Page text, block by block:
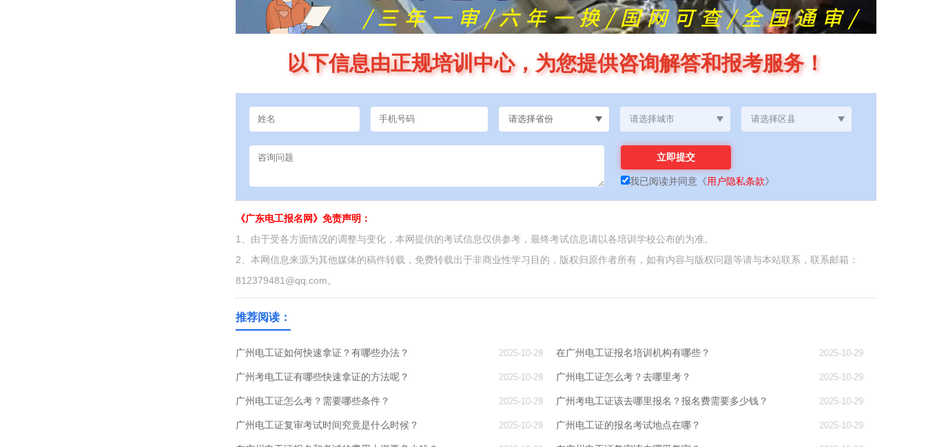
以下信息由正规培训中心，为您提供咨询解答和报考服务！
我已阅读并同意 《用户隐私条款》
《广东电工报名网》免责声明：
1、由于受各方面情况的调整与变化，本网提供的考试信息仅供参考，最终考试信息请以各培训学校公布的为准。
2、本网信息来源为其他媒体的稿件转载，免费转载出于非商业性学习目的，版权归原作者所有，如有内容与版权问题等请与本站联系，联系邮箱：
812379481@qq.com。
推荐阅读：
广州电工证如何快速拿证？有哪些办法？ 2025-10-29 在广州电工证报名培训机构有哪些？ 2025-10-29
广州考电工证有哪些快速拿证的方法呢？ 2025-10-29 广州电工证怎么考？去哪里考？ 2025-10-29
广州电工证怎么考？需要哪些条件？ 2025-10-29 广州考电工证该去哪里报名？报名费需要多少钱？ 2025-10-29
广州电工证复审考试时间究竟是什么时候？ 2025-10-29 广州电工证的报名考试地点在哪？ 2025-10-29